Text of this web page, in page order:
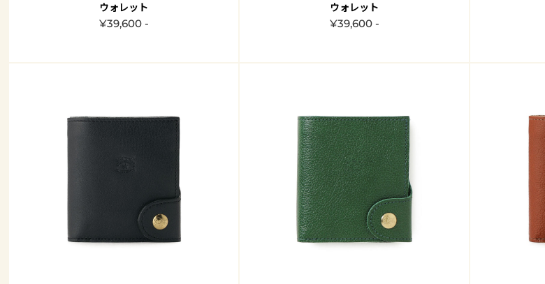
ウォレット
¥39,600 -
ウォレット
¥39,600 -